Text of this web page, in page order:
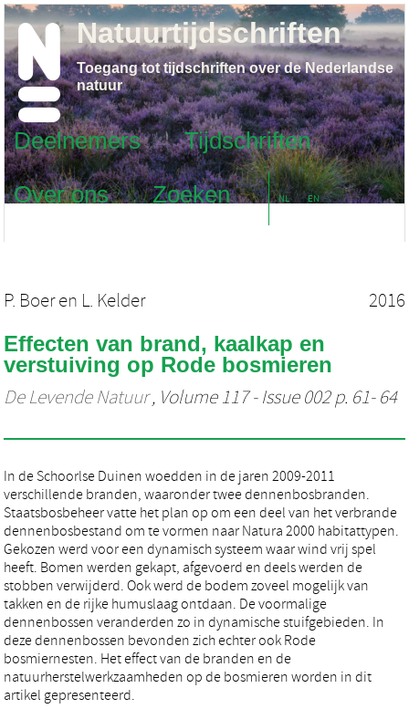
Deelnemers
Tijdschriften
Over ons
Zoeken NL EN
Natuurtijdschriften
Toegang tot tijdschriften over de Nederlandse
natuur
P. Boeren L. Kelder 2016
Effecten van brand, kaalkap en
verstuiving op Rode bosmieren
De Levende Natuur, Volume 117 - Issue 002 p. 61- 64
In de Schoorlse Duinen woedden in de jaren 2009-2011
verschillende branden, waaronder twee dennenbosbranden.
Staatsbosbeheer vatte het plan op om een deel van het verbrande
dennenbosbestand om te vormen naar Natura 2000 habitattypen.
Gekozen werd voor een dynamisch systeem waar wind vrij spel
heeft. Bomen werden gekapt, afgevoerd en deels werden de
stobben verwijderd. Ook werd de bodem zoveel mogelijk van
takken en de rijke humuslaag ontdaan. De voormalige
dennenbossen veranderden zo in dynamische stuifgebieden. In
deze dennenbossen bevonden zich echter ook Rode
bosmiernesten. Het effect van de branden en de
natuurherstelwerkzaamheden op de bosmieren worden in dit
artikel gepresenteerd.